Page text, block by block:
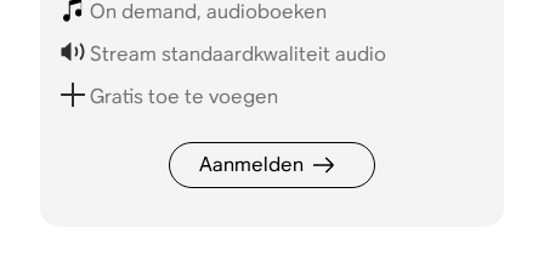
On demand, audioboeken
Stream standaardkwaliteit audio
Gratis toe te voegen
Aanmelden